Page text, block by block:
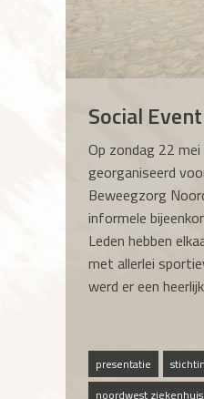
Social
Op zondag 22
georganiseerd
Beweegzorg
informele
Leden hebben
met allerlei
werd er een
presentatie
noordwest